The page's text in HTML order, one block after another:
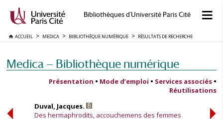
Bibliothèques d'Université Paris Cité
ACCUEIL MEDICA BIBLIOTHÈQUE NUMÉRIQUE RÉSULTATS DE RECHERCHE
Medica — Bibliothèque numérique
Présentation • Mode d’emploi • Services associés •
Réutilisations
Duval, Jacques.
Des hermaphrodits, accouchemens des femmes